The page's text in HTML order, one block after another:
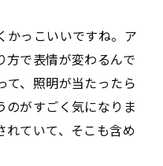
かっこいいですね。ア
方で表情が変わるんで
て、照明が当たったら
のがすごく気になりま
れていて、そこも含め